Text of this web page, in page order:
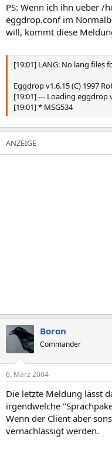
PS: Wenn ich ihn ueber
eggdrop.conf im
will, kommt diese
[19:01] LANG: No lang files
Eggdrop v1.6.15 (C) 1997
[19:01] --- Loading eggdrop
[19:01] * MSG534
Boron
Commander
6. März 2004
Die letzte Meldung lässt
irgendwelche
Wenn der Client aber
vernachlässigt werden.